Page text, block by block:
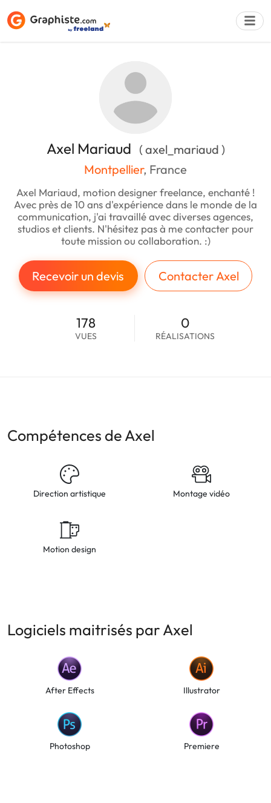
Axel Mariaud ( axel_mariaud )
Montpellier, France
Axel Mariaud, motion designer freelance, enchanté !
Avec près de 10 ans d'expérience dans le monde de la
communication, j'ai travaillé avec diverses agences,
studios et clients. N'hésitez pas à me contacter pour
toute mission ou collaboration. :)
Recevoir un devis Contacter Axel
178
VUES
0
RÉALISATIONS
Compétences de Axel
Direction artistique Montage vidéo
Motion design
Logiciels maitrisés par Axel
After Effects Illustrator
Photoshop Premiere